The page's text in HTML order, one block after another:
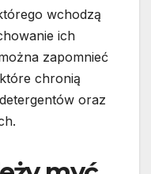
wchodzą
ich
zapomnieć
chronią
oraz